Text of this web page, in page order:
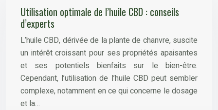
Utilisation optimale de l’huile CBD : conseils
d’experts
L’huile CBD, dérivée de la plante de chanvre, suscite
un intérêt croissant pour ses propriétés apaisantes
et ses potentiels bienfaits sur le bien-être.
Cependant, l’utilisation de l’huile CBD peut sembler
complexe, notamment en ce qui concerne le dosage
et la…